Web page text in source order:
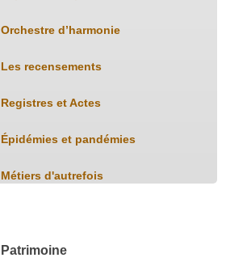
Orchestre d’harmonie
Les recensements
Registres et Actes
Épidémies et pandémies
Métiers d'autrefois
Patrimoine